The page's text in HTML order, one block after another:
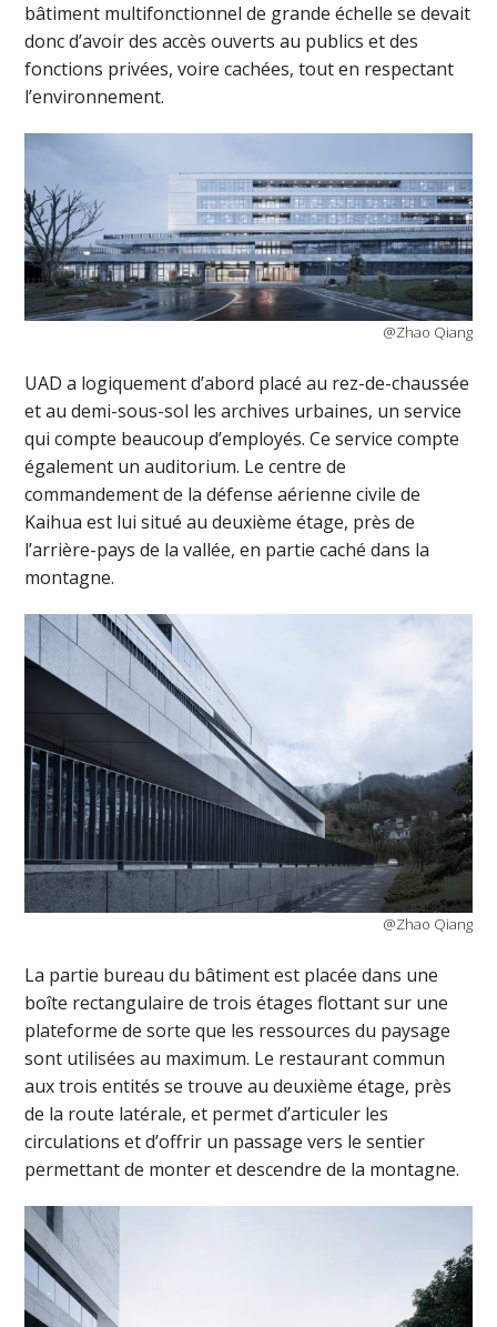
bâtiment multifonctionnel de grande échelle se devait
donc d’avoir des accès ouverts au publics et des
fonctions privées, voire cachées, tout en respectant
l’environnement.
@Zhao Qiang
UAD a logiquement d’abord placé au rez-de-chaussée
et au demi-sous-sol les archives urbaines, un service
qui compte beaucoup d’employés. Ce service compte
également un auditorium. Le centre de
commandement de la défense aérienne civile de
Kaihua est lui situé au deuxième étage, près de
l’arrière-pays de la vallée, en partie caché dans la
montagne.
@Zhao Qiang
La partie bureau du bâtiment est placée dans une
boîte rectangulaire de trois étages flottant sur une
plateforme de sorte que les ressources du paysage
sont utilisées au maximum. Le restaurant commun
aux trois entités se trouve au deuxième étage, près
de la route latérale, et permet d’articuler les
circulations et d’offrir un passage vers le sentier
permettant de monter et descendre de la montagne.